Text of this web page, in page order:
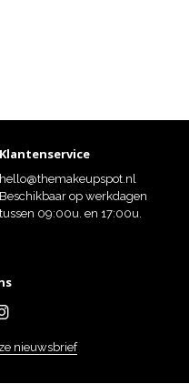
Klantenservice
hello@themakeupspot.nl
Beschikbaar op werkdagen
tussen 09:00u. en 17:00u.
nieuwsbrief